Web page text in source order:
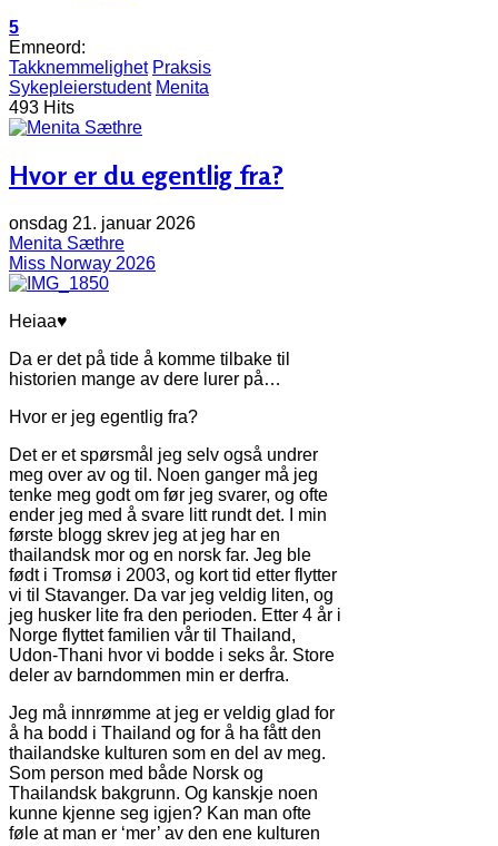
5
Emneord:
Takknemmelighet Praksis
Sykepleierstudent Menita
493 Hits
Hvor er du egentlig fra?
onsdag 21. januar 2026
Menita Sæthre
Miss Norway 2026
Heiaa♥
Da er det på tide å komme tilbake til
historien mange av dere lurer på…
Hvor er jeg egentlig fra?
Det er et spørsmål jeg selv også undrer
meg over av og til. Noen ganger må jeg
tenke meg godt om før jeg svarer, og ofte
ender jeg med å svare litt rundt det. I min
første blogg skrev jeg at jeg har en
thailandsk mor og en norsk far. Jeg ble
født i Tromsø i 2003, og kort tid etter flytter
vi til Stavanger. Da var jeg veldig liten, og
jeg husker lite fra den perioden. Etter 4 år i
Norge flyttet familien vår til Thailand,
Udon-Thani hvor vi bodde i seks år. Store
deler av barndommen min er derfra.
Jeg må innrømme at jeg er veldig glad for
å ha bodd i Thailand og for å ha fått den
thailandske kulturen som en del av meg.
Som person med både Norsk og
Thailandsk bakgrunn. Og kanskje noen
kunne kjenne seg igjen? Kan man ofte
føle at man er ‘mer’ av den ene kulturen